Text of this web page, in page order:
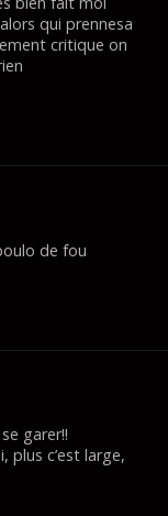
qui prennesa
critique on
de fou
garer!!
plus c’est large,